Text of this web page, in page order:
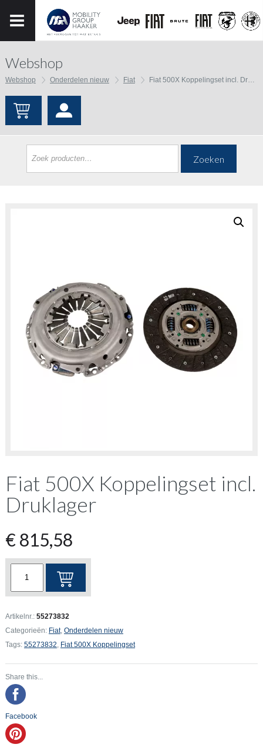
Webshop
Webshop Onderdelen nieuw Fiat Fiat 500X Koppelingset incl. Druklager
Zoeken
Fiat 500X Koppelingset incl.
Druklager
€815,58
Koppelingset
incl.
Druklager
aantal
Artikelnr.: 55273832
Categorieën: Fiat, Onderdelen nieuw
Tags: 55273832, Fiat 500X Koppelingset
Share this...
Facebook